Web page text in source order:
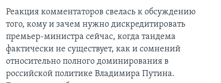
Реакция комментаторов свелась к обсуждению
того, кому и зачем нужно дискредитировать
премьер-министра сейчас, когда тандема
фактически не существует, как и сомнений
относительно полного доминирования в
российской политике Владимира Путина.